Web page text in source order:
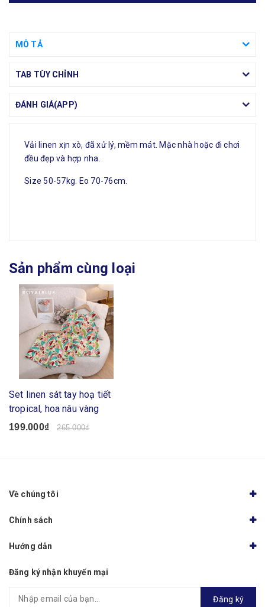
MÔ TẢ
TAB TÙY CHỈNH
ĐÁNH GIÁ(APP)
Vải linen xịn xò, đã xử lý, mềm mát. Mặc nhà hoặc đi chơi
đều đẹp và hợp nha.
Size 50-57kg. Eo 70-76cm.
Sản phẩm cùng loại
Set linen sát tay hoạ tiết
tropical, hoa nâu vàng
199.000₫ 265.000₫
Về chúng tôi
Chính sách
Hướng dẫn
Đăng ký nhận khuyến mại
Đăng ký